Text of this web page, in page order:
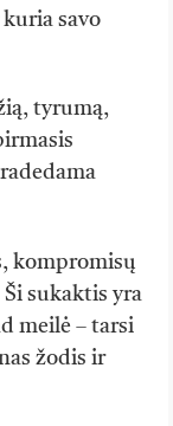
savo
tyrumą,
kompromisų
sukaktis yra
meilė – tarsi
žodis ir